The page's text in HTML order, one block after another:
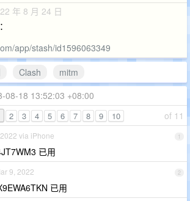
年 8 月 24 日
app/stash/id1596063349
Clash
mitm
08-18 13:52:03 +08:00
of 11
2 3 4 5 6 7 8 9 10
1
via iPhone
已用
2
9, 2022
已用